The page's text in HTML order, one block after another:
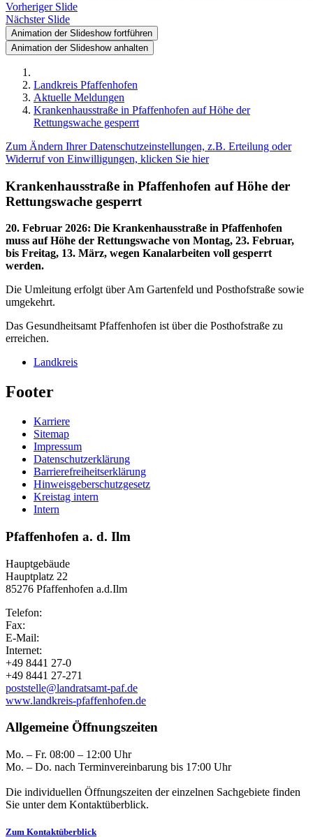
Vorheriger Slide
Nächster Slide
Animation der Slideshow fortführen
Animation der Slideshow anhalten
Landkreis Pfaffenhofen
Aktuelle Meldungen
Krankenhausstraße in Pfaffenhofen auf Höhe der
Rettungswache gesperrt
Zum Ändern Ihrer Datenschutzeinstellungen, z.B. Erteilung oder
Widerruf von Einwilligungen, klicken Sie hier
Krankenhausstraße in Pfaffenhofen auf Höhe der
Rettungswache gesperrt
20. Februar 2026: Die Krankenhausstraße in Pfaffenhofen
muss auf Höhe der Rettungswache von Montag, 23. Februar,
bis Freitag, 13. März, wegen Kanalarbeiten voll gesperrt
werden.
Die Umleitung erfolgt über Am Gartenfeld und Posthofstraße sowie
umgekehrt.
Das Gesundheitsamt Pfaffenhofen ist über die Posthofstraße zu
erreichen.
Landkreis
Footer
Karriere
Sitemap
Impressum
Datenschutzerklärung
Barrierefreiheitserklärung
Hinweisgeberschutzgesetz
Kreistag intern
Intern
Pfaffenhofen a. d. Ilm
Hauptgebäude
Hauptplatz 22
85276 Pfaffenhofen a.d.Ilm
Telefon:
Fax:
E-Mail:
Internet:
+49 8441 27-0
+49 8441 27-271
poststelle@landratsamt-paf.de
www.landkreis-pfaffenhofen.de
Allgemeine Öffnungszeiten
Mo. – Fr. 08:00 – 12:00 Uhr
Mo. – Do. nach Terminvereinbarung bis 17:00 Uhr
Die individuellen Öffnungszeiten der einzelnen Sachgebiete finden
Sie unter dem Kontaktüberblick.
Zum Kontaktüberblick